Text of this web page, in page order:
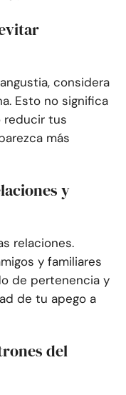
considera
Esto no significa
reducir tus
más
y
relaciones.
y familiares
de pertenencia y
de tu apego a
del